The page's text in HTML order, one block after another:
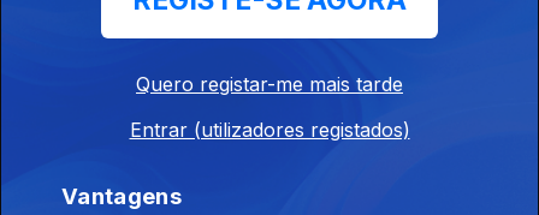
24 nov. 2024
Quero registar-me mais tarde
Entrar (utilizadores registados)
Vantagens